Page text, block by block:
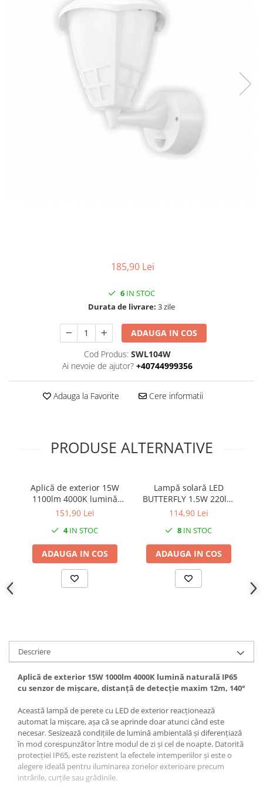
185,90 Lei
6 IN STOC
Durata de livrare: 3 zile
ADAUGA IN COS
Cod Produs: SWL104W
Ai nevoie de ajutor? +40744999356
Adauga la Favorite Cere informatii
PRODUSE ALTERNATIVE
Aplică de exterior 15W
1100lm 4000K lumină
naturală IP65 cu senzor
detecție maxim 9m
151,90 Lei
4IN STOC
ADAUGA IN COS
Lampă solară LED
BUTTERFLY 1.5W 220lm
4000K neagră de perete
maxim 6 metri
114,90 Lei
8 IN STOC
ADAUGA IN COS
Descriere
Aplică de exterior 15W 1000lm 4000K lumină naturală IP65
cu senzor de mișcare, distanță de detecție maxim 12m, 140°
Această lampă de perete cu LED de exterior reacționează
automat la mișcare, așa că se aprinde doar atunci când este
necesar. Sesizează condițiile de lumină ambientală și diferențiază
în mod corespunzător între modul de zi și cel de noapte. Datorită
protecției IP65, este rezistent la efectele intemperiilor și este o
alegere ideală pentru iluminarea zonelor exterioare precum
intrările, curțile sau grădinile.